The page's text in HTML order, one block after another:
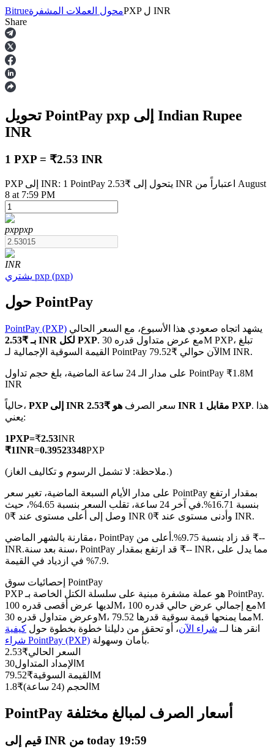
العقود الآجلة
العقود الآجلة USDT
العقود الآجلة لـ COIN-M
العقود الآجلة للعملات المشفرة
TradFi
العقود الآجلة USDC
نسخ التداول
انضم إلى أفضل المتداولين
Bitrueمحول العملات المشفرةPXP ل INR
Share
تحويل PointPay pxp
إلى Indian Rupee
INR
1 PXP = ₹2.53 INR
PXP إلى INR: 1 PointPay يتحول إلى ₹2.53 INR اعتباراً من August
8 at 7:59 PM
pxppxp
INR
يشتري pxp (pxp)
حول PointPay
PointPay (PXP) يشهد اتجاه صعودي هذا الأسبوع، مع السعر الحالي
بـ ₹2.53 INR لكل PXP. مع عرض متداول قدره 30M PXP، تبلغ
القيمة السوقية الإجمالية لـ PointPay الآن حوالي ₹79.52M INR.
على مدار الـ 24 ساعة الماضية، بلغ حجم تداول PointPay ₹1.8M
INR
حالياً، PXP إلى INR سعر الصرف هو ₹2.53 INR مقابل 1 PXP. هذا
يعني:
1PXP=₹2.53INR
₹1INR=0.39523348PXP
(ملاحظة: لا تشمل الرسوم و تكاليف الغاز.)
على مدار الأيام السبعة الماضية، تغير سعر PointPay بمقدار ارتفع
بنسبة 16.71%.
في آخر 24 ساعة، تقلب السعر بنسبة 4.65%، حيث
وصل إلى أعلى مستوى عند ₹0 INR وأدنى مستوى عند ₹0 INR.
مقارنة بالشهر الماضي، PointPay قد زاد بنسبة 9.75%.أعلى من ₹--
INR.سنة بعد سنة، PointPay قد ارتفع بمقدار ₹-- INR، مما يدل على
7.9% في ازدياد في القيمة.
إحصائيات سوق PointPay
PXP هو عملة مشفرة مبنية على سلسلة الكتل الخاصة بـ PointPay.
لديها عرض أقصى قدره 100M، مع إجمالي عرض حالي قدره 100M
وعرض متداول قدره 30M، مما يمنحها قيمة سوقية قدرها 79.52M.
انقر هنا لــ شراء الآن، أو تحقق من دليلنا خطوة بخطوة حول كيفية
شراء PointPay (PXP)
بأمان وسهولة.
السعر الحالي₹
2.53
الإمداد المتداول 30M
القيمة السوقية₹
79.52M
الحجم (24 ساعة)
₹ 1.8M
PointPay أسعار الصرف لمبالغ مختلفة
قيم إلى INR من today 19:59